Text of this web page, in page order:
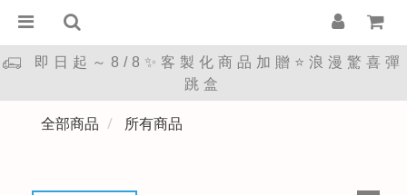
即日起～8/8✨客製化商品加贈⭐浪漫驚喜彈
跳盒
全部商品 所有商品